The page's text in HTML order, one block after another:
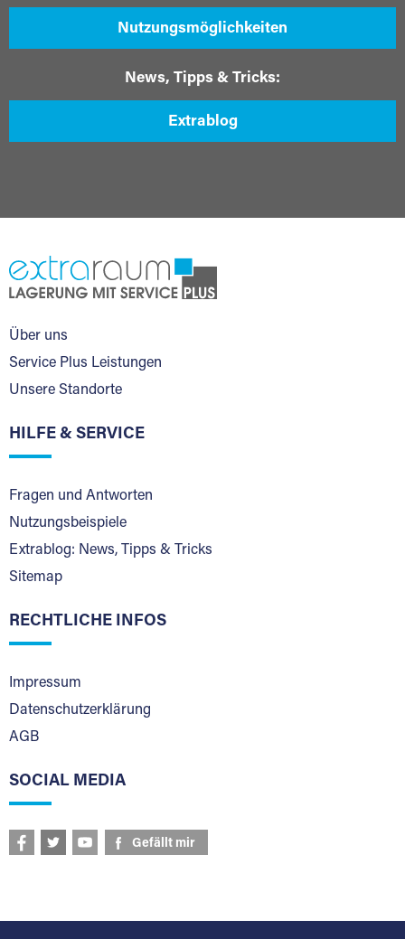
Nutzungsmöglichkeiten
News, Tipps & Tricks:
Extrablog
Über uns
Service Plus Leistungen
Unsere Standorte
HILFE & SERVICE
Fragen und Antworten
Nutzungsbeispiele
Extrablog: News, Tipps & Tricks
Sitemap
RECHTLICHE INFOS
Impressum
Datenschutzerklärung
AGB
SOCIAL MEDIA
Gefällt mir